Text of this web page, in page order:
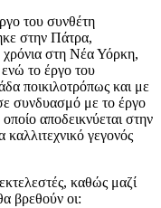
του συνθέτη
στην Πάτρα,
χρόνια στη Νέα Υόρκη,
το έργο του
ποικιλοτρόπως και με
συνδυασμό με το έργο
οποίο αποδεικνύεται στην
γεγονός
καθώς μαζί
βρεθούν οι: